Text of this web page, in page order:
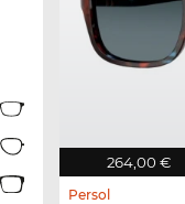
264,00 €
Persol